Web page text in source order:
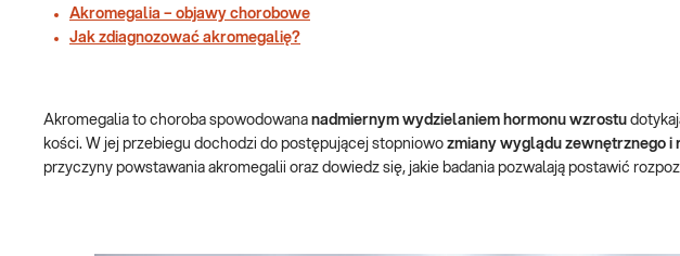
Akromegalia – objawy chorobowe
Jak zdiagnozować akromegalię?
Akromegalia to choroba spowodowana nadmiernym wydzielaniem hormonu wzrostu
kości. W jej przebiegu dochodzi do postępującej stopniowo zmiany wyglądu zewnętrznego i
przyczyny powstawania akromegalii oraz dowiedz się, jakie badania pozwalają postawić